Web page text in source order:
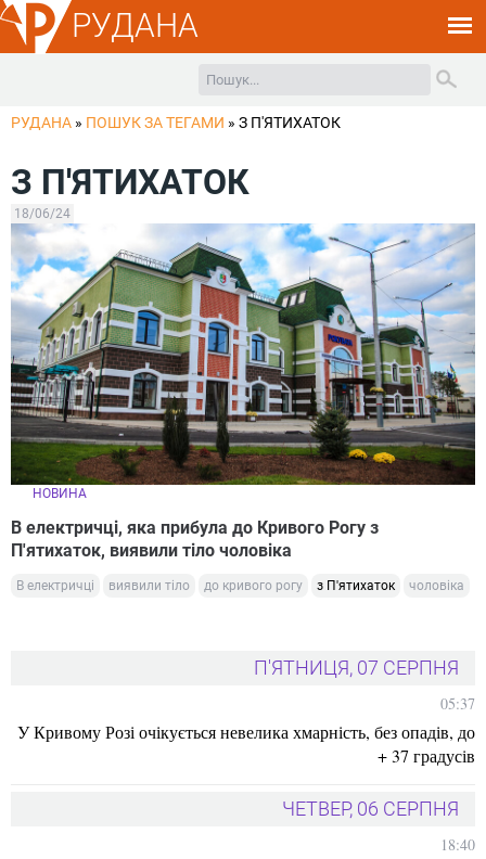
РУДАНА
РУДАНА » ПОШУК ЗА ТЕГАМИ » З П'ЯТИХАТОК
З П'ЯТИХАТОК
18/06/24
НОВИНА
В електричці, яка прибула до Кривого Рогу з
П'ятихаток, виявили тіло чоловіка
В електричці виявили тіло до кривого рогу з П'ятихаток чоловіка
П'ЯТНИЦЯ, 07 СЕРПНЯ
05:37
У Кривому Розі очікується невелика хмарність, без опадів, до
+ 37 градусів
ЧЕТВЕР, 06 СЕРПНЯ
18:40